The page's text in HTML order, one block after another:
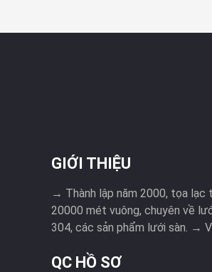
GIỚI THIỆU
→ Thành lập năm 2000, tọa lạc
20000 mét vuông, chuyên về
304, các sản phẩm lưới sàn. →
QC HỒ SƠ